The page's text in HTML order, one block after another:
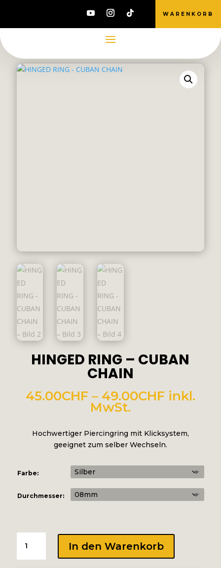
WARENKORB
HINGED RING – CUBAN
CHAIN
45.00CHF – 49.00CHF inkl.
MwSt.
Hochwertiger Piercingring mit Klicksystem,
geeignet zum selber Wechseln.
Farbe:
Durchmesser:
RING
-
In den Warenkorb